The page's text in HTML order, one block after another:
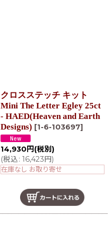
クロスステッチ キット
Mini The Letter Egley 25ct
- HAED(Heaven and Earth
Designs) [1-6-103697]
14,930 円 (税別)
(税込: 16,423円)
在庫なし お取り寄せ